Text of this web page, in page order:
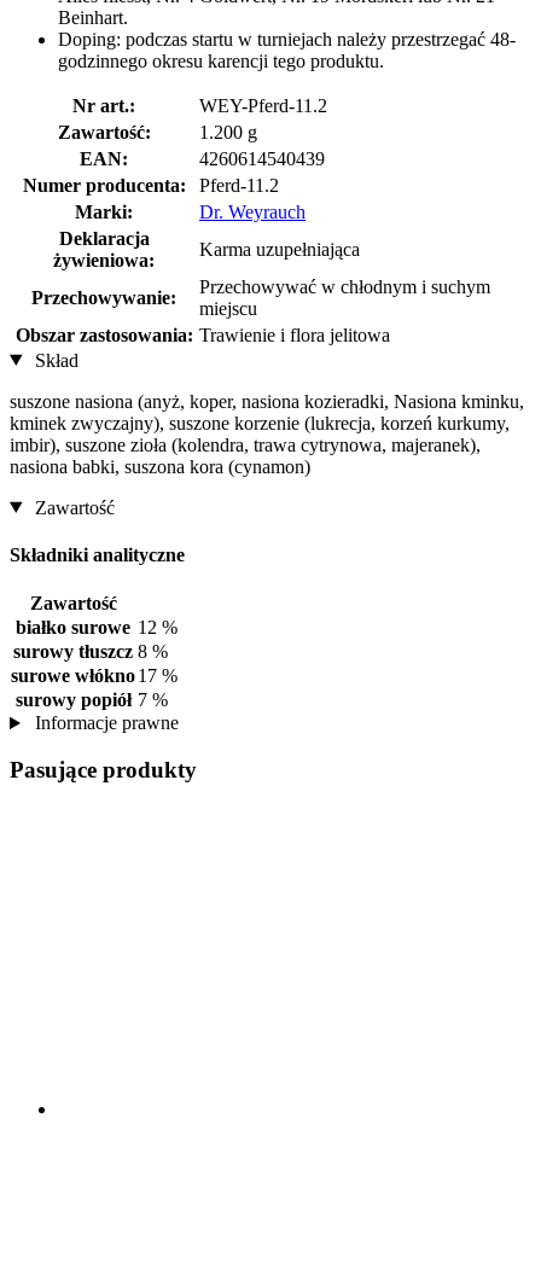
Beinhart.
Doping: podczas startu w turniejach należy przestrzegać 48-
godzinnego okresu karencji tego produktu.
Nr art.:
WEY-Pferd-11.2
Zawartość:
1.200 g
EAN:
4260614540439
Numer producenta:
Pferd-11.2
Marki:
Dr. Weyrauch
Deklaracja
żywieniowa:
Karma uzupełniająca
Przechowywanie:
Przechowywać w chłodnym i suchym
miejscu
Obszar zastosowania: Trawienie i flora jelitowa
Skład
suszone nasiona (anyż, koper, nasiona kozieradki, Nasiona kminku,
kminek zwyczajny), suszone korzenie (lukrecja, korzeń kurkumy,
imbir), suszone zioła (kolendra, trawa cytrynowa, majeranek),
nasiona babki, suszona kora (cynamon)
Zawartość
Składniki analityczne
Zawartość
białko surowe 12 %
surowy tłuszcz 8 %
surowe włókno17 %
surowy popiół 7 %
Informacje prawne
Pasujące produkty